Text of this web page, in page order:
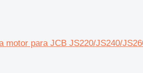
motor para JCB JS220/JS240/